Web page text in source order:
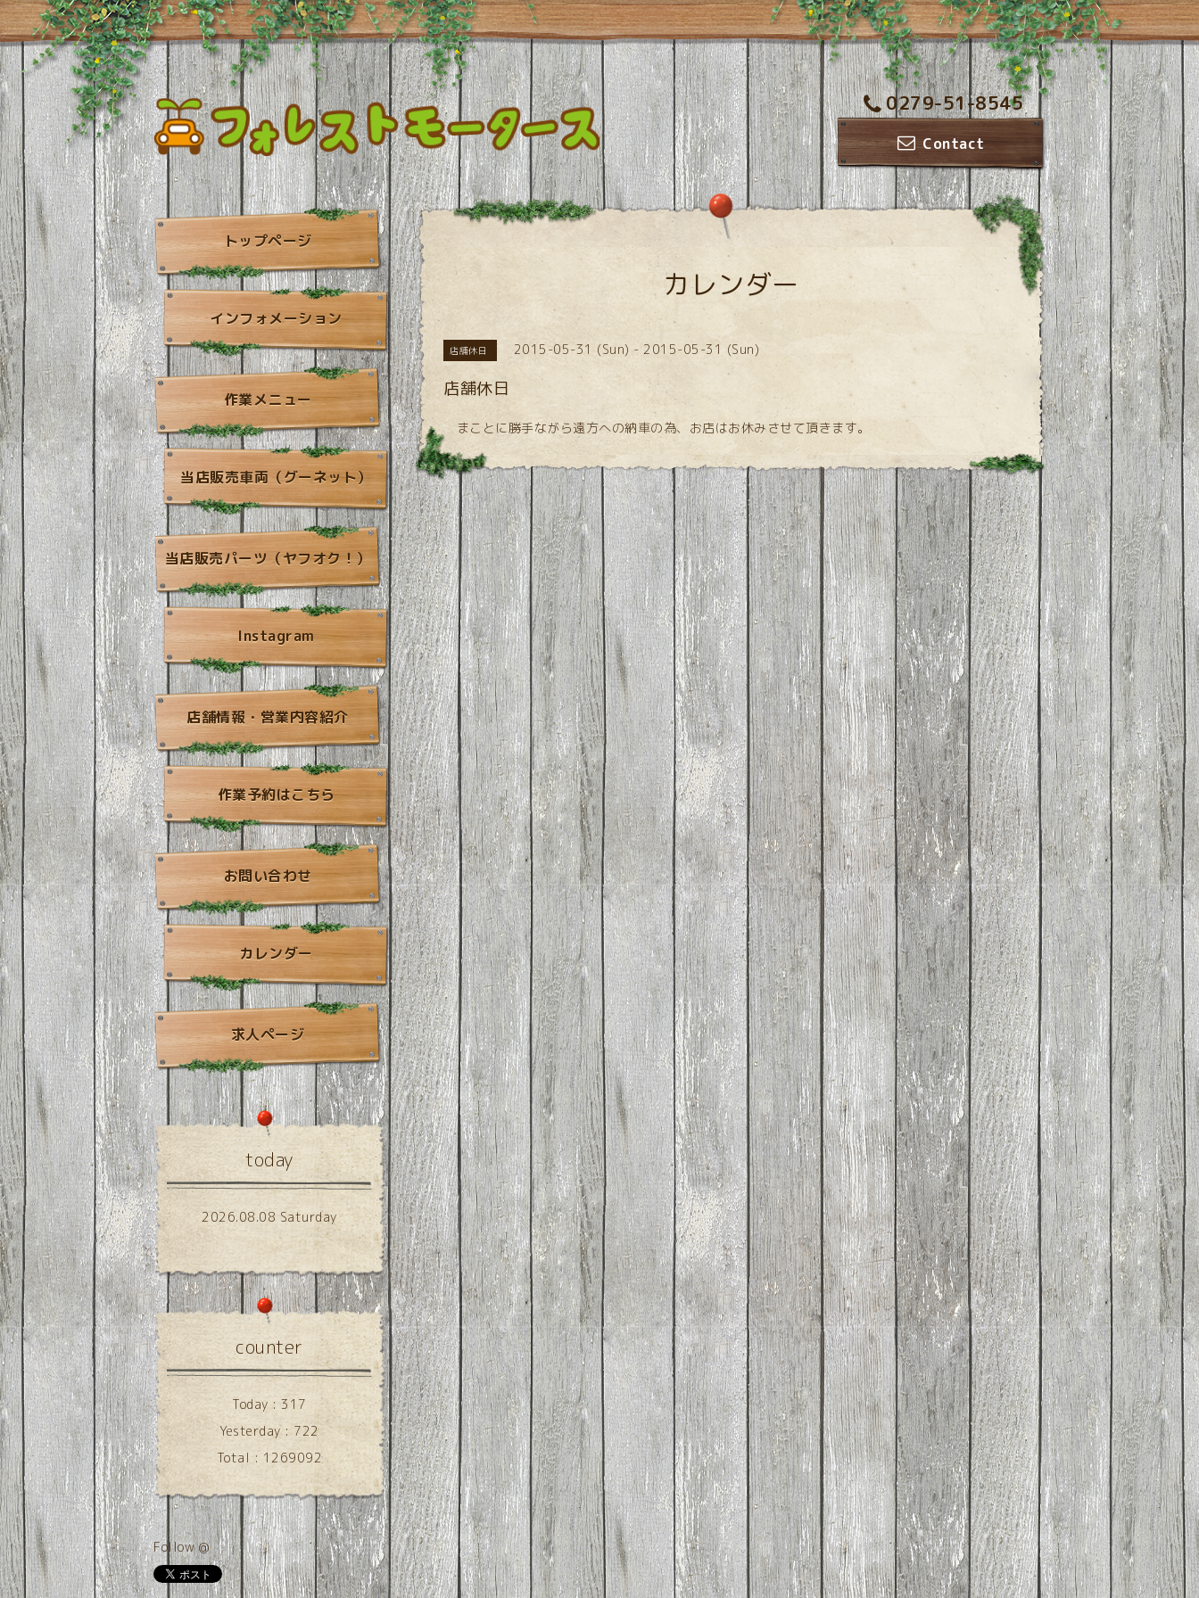
0279-51-8545
Contact
カレンダー
店舗休日 2015-05-31 (Sun) - 2015-05-31 (Sun)
店舗休日
まことに勝手ながら遠方への納車の為、お店はお休みさせて頂きます。
トップページ
インフォメーション
作業メニュー
当店販売車両（グーネット）
当店販売パーツ（ヤフオク！）
Instagram
店舗情報・営業内容紹介
作業予約はこちら
お問い合わせ
カレンダー
求人ページ
today
2026.08.08 Saturday
counter
Today :317
Yesterday : 722
Total : 1269092
Follow @